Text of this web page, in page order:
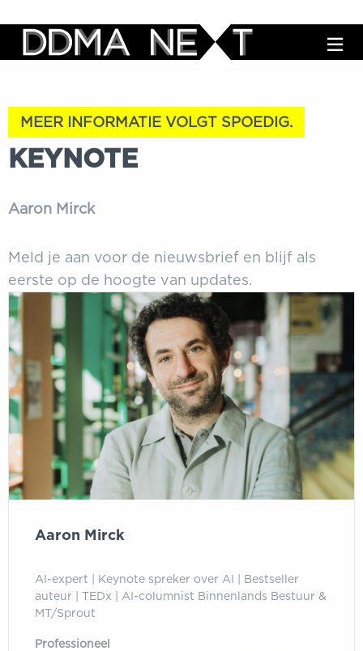
MEER INFORMATIE VOLGT SPOEDIG.
KEYNOTE
Aaron Mirck
Meld je aan voor de nieuwsbrief en blijf als
eerste op de hoogte van updates.
Aaron Mirck
AI-expert | Keynote spreker over AI | Bestseller
auteur | TEDx | AI-columnist Binnenlands Bestuur &
MT/Sprout
Professioneel